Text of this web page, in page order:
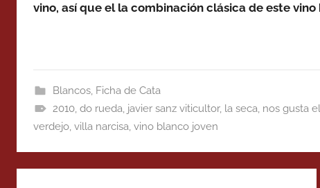
vino, así que el la combinación clásica de este
Blancos, Ficha de Cata
2010, do rueda, javier sanz viticultor, la seca, nos gusta
verdejo, villa narcisa, vino blanco joven